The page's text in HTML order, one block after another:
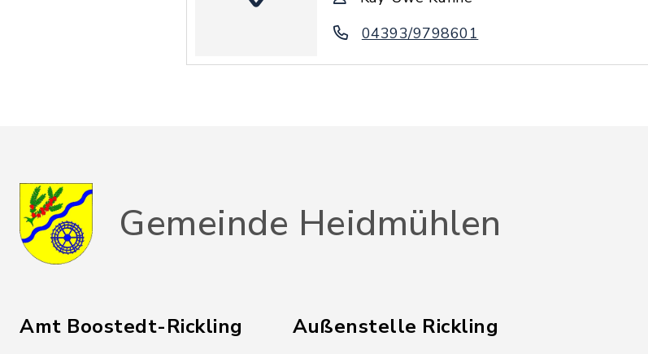
04393/9798601
Gemeinde Heidmühlen
Amt Boostedt-Rickling Außenstelle Rickling